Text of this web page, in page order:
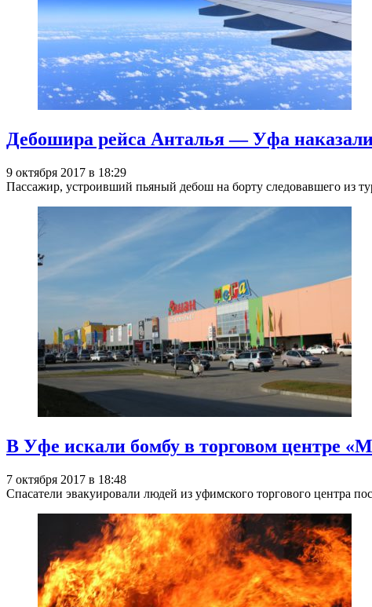
Дебошира рейса Анталья — Уфа
9 октября 2017 в 18:29
Пассажир, устроивший пьяный дебош на борту следовавшего из
В Уфе искали бомбу в торговом центре
7 октября 2017 в 18:48
Спасатели эвакуировали людей из уфимского торгового центра